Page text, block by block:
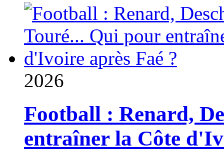
2026
Football : Renard,
entraîner la Côte